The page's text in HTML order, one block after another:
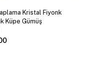
Kristal Fiyonk
Küpe Gümüş